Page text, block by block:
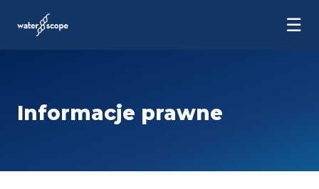
☰
Informacje prawne